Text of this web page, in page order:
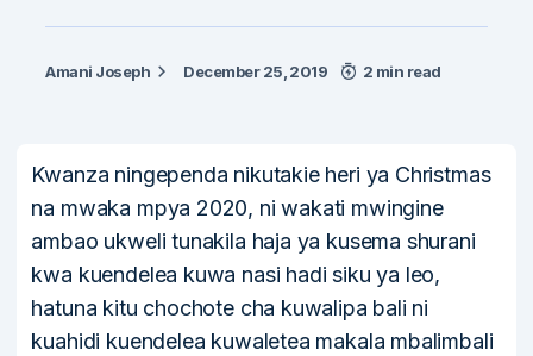
Amani Joseph December 25, 2019 2 min read
Kwanza ningependa nikutakie heri ya Christmas
na mwaka mpya 2020, ni wakati mwingine
ambao ukweli tunakila haja ya kusema shurani
kwa kuendelea kuwa nasi hadi siku ya leo,
hatuna kitu chochote cha kuwalipa bali ni
kuahidi kuendelea kuwaletea makala mbalimbali